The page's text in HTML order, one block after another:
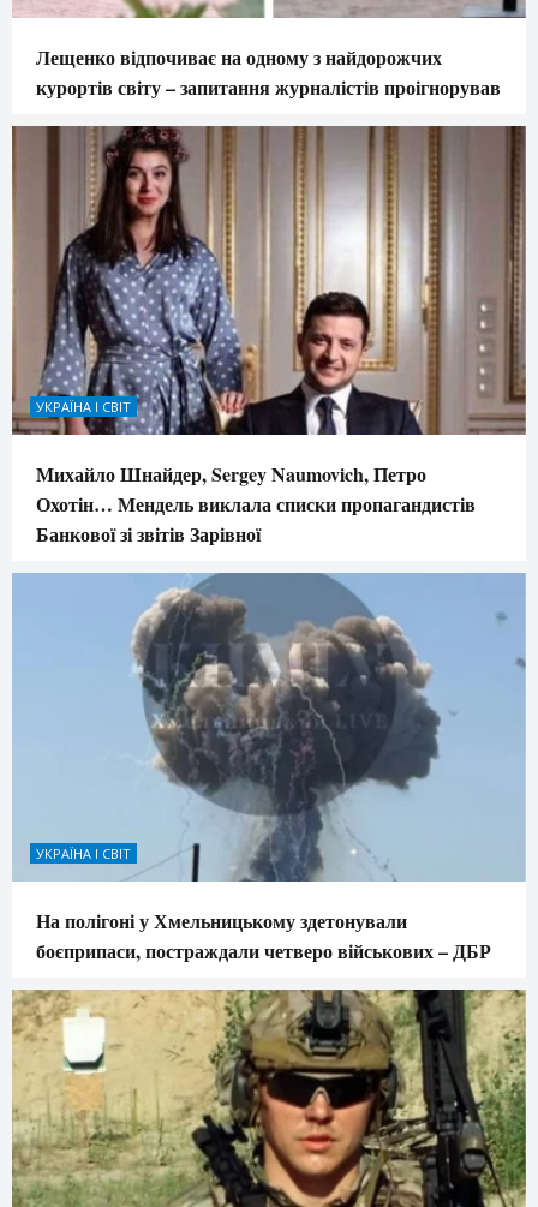
Лещенко відпочиває на одному з найдорожчих
курортів світу – запитання журналістів проігнорував
УКРАЇНА І СВІТ
Михайло Шнайдер, Sergey Naumovich, Петро
Охотін… Мендель виклала списки пропагандистів
Банкової зі звітів Зарівної
УКРАЇНА І СВІТ
На полігоні у Хмельницькому здетонували
боєприпаси, постраждали четверо військових – ДБР